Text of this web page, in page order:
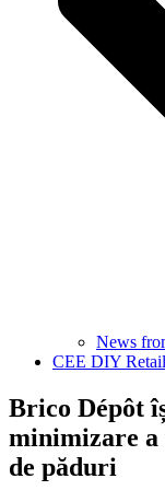
News
CEE DIY Retail
Brico Dépôt
minimizare
de păduri